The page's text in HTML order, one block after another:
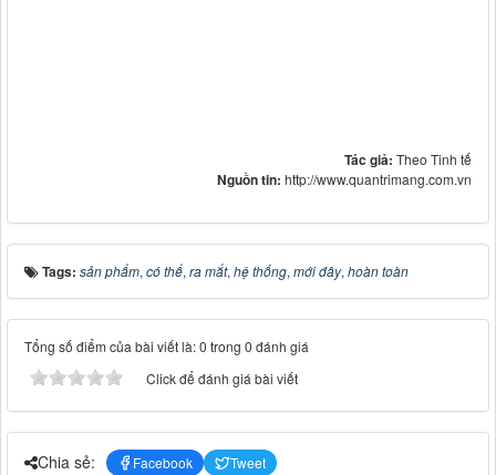
Tác giả: Theo Tinh tế
Nguồn tin: http://www.quantrimang.com.vn
Tags: sản phẩm, có thể, ra mắt, hệ thống, mới đây, hoàn toàn
Tổng số điểm của bài viết là: 0 trong 0 đánh giá
Click để đánh giá bài viết
Chia sẻ: Facebook Tweet